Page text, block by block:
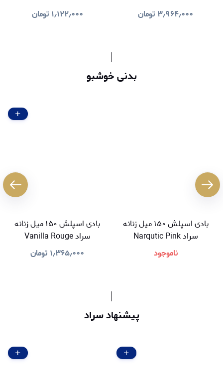
۳٫۹۶۴٫۰۰۰ تومان
۱٫۱۲۲٫۰۰۰ تومان
بدنی خوشبو
بادی اسپلش ۱۵۰ میل زنانه
سراد Narqutic Pink
ناموجود
بادی اسپلش ۱۵۰ میل زنانه
سراد Vanilla Rouge
۱٫۳۶۵٫۰۰۰ تومان
پیشنهاد سراد